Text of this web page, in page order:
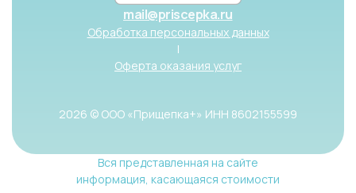
mail@priscepka.ru
Обработка персональных данных
|
Оферта оказания услуг
2026 © ООО «Прищепка+» ИНН 8602155599
Вся представленная на сайте
информация, касающаяся стоимости